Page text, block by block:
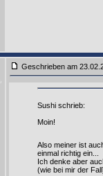
Geschrieben am
Sushi schrieb:
Moin!
Also meiner ist
einmal richtig ein...
Ich denke aber
(wie bei mir der